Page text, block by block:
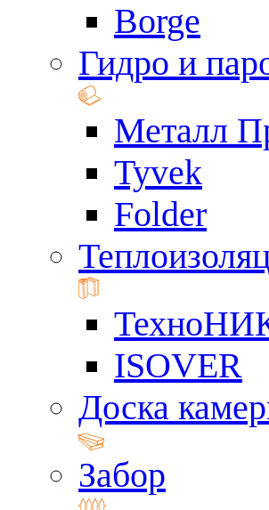
Borge
Гидро и
Металл
Tyvek
Folder
ISOVER
Доска
Забор